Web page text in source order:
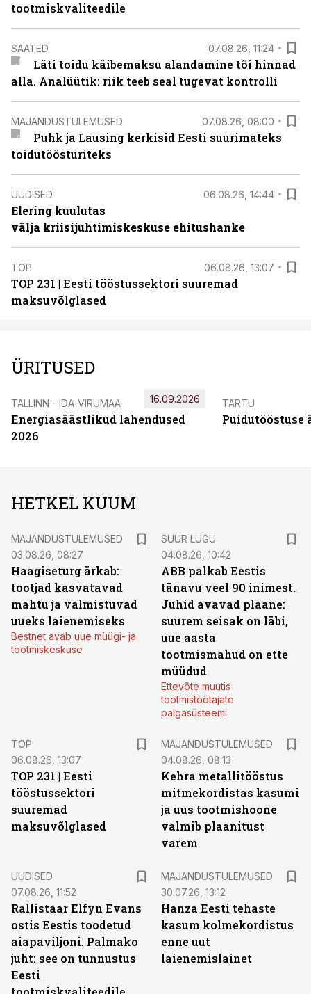
tootmiskvaliteedile
SAATED 07.08.26, 11:24
Läti toidu käibemaksu alandamine tõi hinnad
alla. Analüütik: riik teeb seal tugevat kontrolli
MAJANDUSTULEMUSED 07.08.26, 08:00
Puhk ja Lausing kerkisid Eesti suurimateks
toidutöösturiteks
UUDISED 06.08.26, 14:44
Elering kuulutas
välja kriisijuhtimiskeskuse ehitushanke
TOP 06.08.26, 13:07
TOP 231 | Eesti tööstussektori suuremad
maksuvõlglased
ÜRITUSED
TALLINN - IDA-VIRUMAA
Energiasäästlikud lahendused
2026
16.09.2026 TARTU
Puidutööstuse
HETKEL KUUM
MAJANDUSTULEMUSED
03.08.26, 08:27
Haagiseturg ärkab:
tootjad kasvatavad
mahtu ja valmistuvad
uueks laienemiseks
Bestnet avab uue müügi- ja
tootmiskeskuse
SUUR LUGU
04.08.26, 10:42
ABB palkab Eestis
tänavu veel 90 inimest.
Juhid avavad plaane:
suurem seisak on läbi,
uue aasta
tootmismahud on ette
müüdud
Ettevõte muutis
tootmistöötajate
palgasüsteemi
TOP
06.08.26, 13:07
TOP 231 | Eesti
tööstussektori
suuremad
maksuvõlglased
MAJANDUSTULEMUSED
04.08.26, 08:13
Kehra metallitööstus
mitmekordistas kasumi
ja uus tootmishoone
valmib plaanitust
varem
UUDISED
07.08.26, 11:52
Rallistaar Elfyn Evans
ostis Eestis toodetud
aiapaviljoni. Palmako
juht: see on tunnustus
Eesti
MAJANDUSTULEMUSED
30.07.26, 13:12
Hanza Eesti tehaste
kasum kolmekordistus
enne uut
laienemislainet